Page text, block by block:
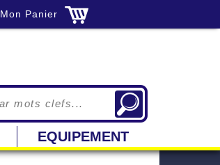
Mon Panier
EQUIPEMENT